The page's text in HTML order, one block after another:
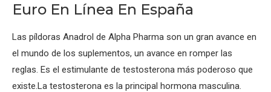
Euro En Línea En España
Las píldoras Anadrol de Alpha Pharma son un gran avance en
el mundo de los suplementos, un avance en romper las
reglas. Es el estimulante de testosterona más poderoso que
existe.La testosterona es la principal hormona masculina.